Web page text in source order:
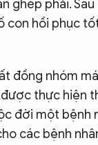
ghép phải.
con hồi phục
đồng nhóm
thực hiện
đời một bệnh
các bệnh